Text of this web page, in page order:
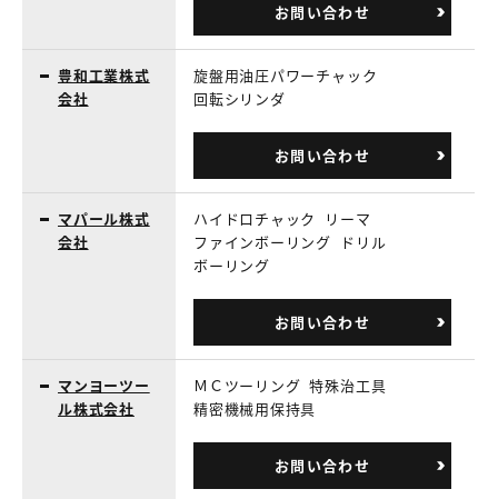
お問い合わせ
豊和工業株式
会社
旋盤用油圧パワーチャック
回転シリンダ
お問い合わせ
マパール株式
会社
ハイドロチャック
リーマ
ファインボーリング
ドリル
ボーリング
お問い合わせ
マンヨーツー
ル株式会社
ＭＣツーリング 特殊治工具
精密機械用保持具
お問い合わせ